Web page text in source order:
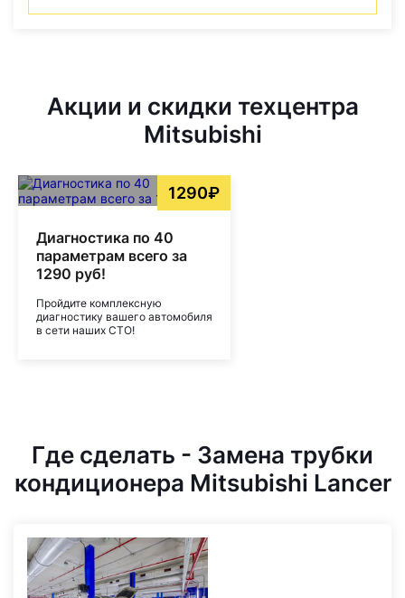
Акции и скидки техцентра
Mitsubishi
1290₽
Диагностика по 40
параметрам всего за
1290 руб!
Пройдите комплексную
диагностику вашего автомобиля
в сети наших СТО!
Где сделать - Замена трубки
кондиционера Mitsubishi Lancer